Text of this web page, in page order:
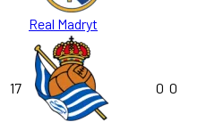
Real Madryt
17 0 0